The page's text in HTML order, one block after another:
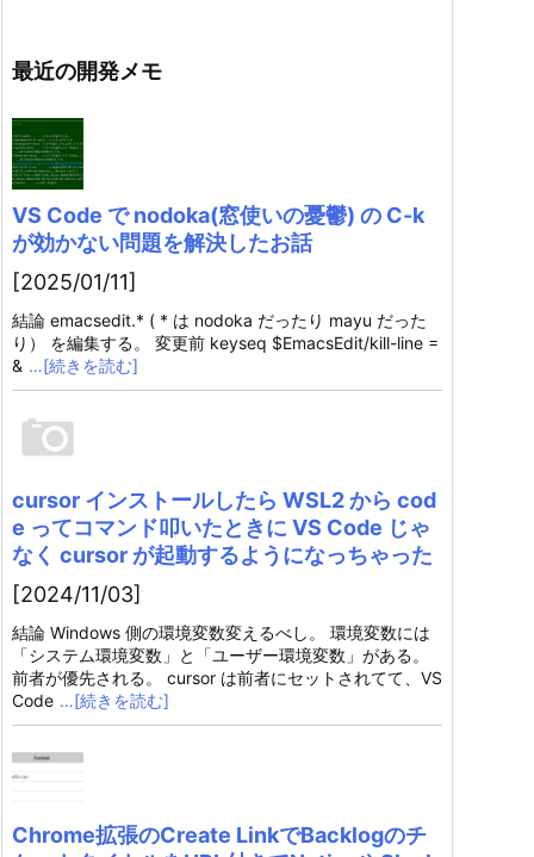
最近の開発メモ
VS Code で nodoka(窓使いの憂鬱) の C-k
が効かない問題を解決したお話
[2025/01/11]
結論 emacsedit.* ( * は nodoka だったり mayu だった
り） を編集する。 変更前 keyseq $EmacsEdit/kill-line =
& …[続きを読む]
cursor インストールしたら WSL2 から cod
e ってコマンド叩いたときに VS Code じゃ
なく cursor が起動するようになっちゃった
[2024/11/03]
結論 Windows 側の環境変数変えるべし。 環境変数には
「システム環境変数」と「ユーザー環境変数」がある。
前者が優先される。 cursor は前者にセットされてて、VS
Code …[続きを読む]
Chrome拡張のCreate LinkでBacklogのチ